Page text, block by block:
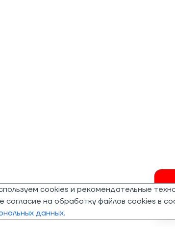
cookies и рекомендательные
согласие на обработку файлов cookies в
данных.